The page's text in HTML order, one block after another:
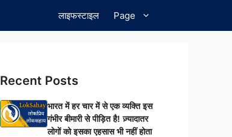
लाइफस्टाइल Page
Recent Posts
भारत में हर चार में से एक व्यक्ति इस
गंभीर बीमारी से पीड़ित है! ज़्यादातर
लोगों को इसका एहसास भी नहीं होता